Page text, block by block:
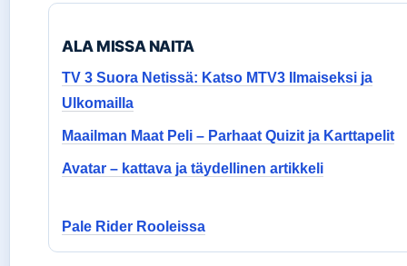
ALA MISSA NAITA
TV 3 Suora Netissä: Katso MTV3 Ilmaiseksi ja
Ulkomailla
Maailman Maat Peli – Parhaat Quizit ja Karttapelit
Avatar – kattava ja täydellinen artikkeli
Pale Rider Rooleissa